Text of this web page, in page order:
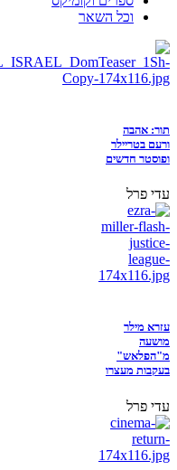
וכל השאר
תור: אהבה
ורעם בטריילר
ופוסטר חדשים
עדי פרל
עזרא מילר
מושעה
מ"הפלאש"
בעקבות מעצרו
עדי פרל